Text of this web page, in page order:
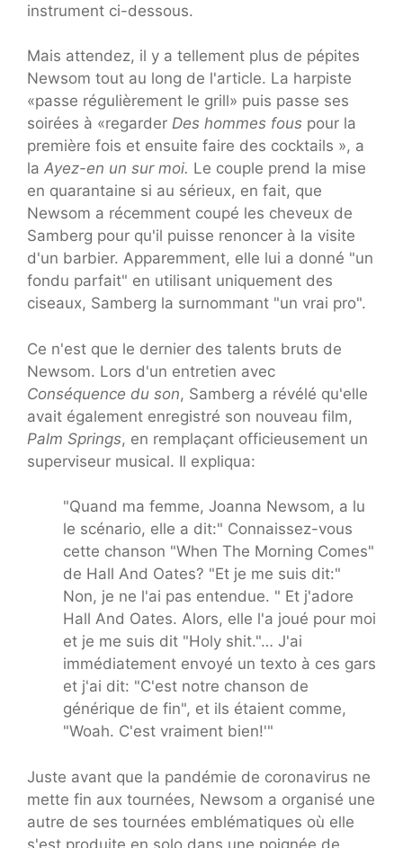
instrument ci-dessous.
Mais attendez, il y a tellement plus de pépites
Newsom tout au long de l'article. La harpiste
«passe régulièrement le grill» puis passe ses
soirées à «regarder Des hommes fous pour la
première fois et ensuite faire des cocktails », a
la Ayez-en un sur moi. Le couple prend la mise
en quarantaine si au sérieux, en fait, que
Newsom a récemment coupé les cheveux de
Samberg pour qu'il puisse renoncer à la visite
d'un barbier. Apparemment, elle lui a donné "un
fondu parfait" en utilisant uniquement des
ciseaux, Samberg la surnommant "un vrai pro".
Ce n'est que le dernier des talents bruts de
Newsom. Lors d'un entretien avec
Conséquence du son, Samberg a révélé qu'elle
avait également enregistré son nouveau film,
Palm Springs, en remplaçant officieusement un
superviseur musical. Il expliqua:
"Quand ma femme, Joanna Newsom, a lu
le scénario, elle a dit:" Connaissez-vous
cette chanson "When The Morning Comes"
de Hall And Oates? "Et je me suis dit:"
Non, je ne l'ai pas entendue. " Et j'adore
Hall And Oates. Alors, elle l'a joué pour moi
et je me suis dit "Holy shit."… J'ai
immédiatement envoyé un texto à ces gars
et j'ai dit: "C'est notre chanson de
générique de fin", et ils étaient comme,
"Woah. C'est vraiment bien!'"
Juste avant que la pandémie de coronavirus ne
mette fin aux tournées, Newsom a organisé une
autre de ses tournées emblématiques où elle
s'est produite en solo dans une poignée de